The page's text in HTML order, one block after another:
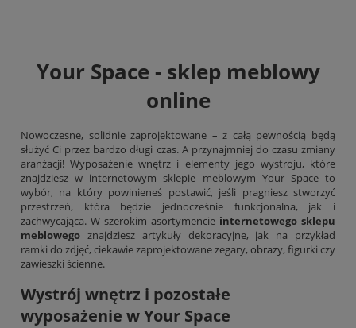
Your Space - sklep meblowy
online
Nowoczesne, solidnie zaprojektowane – z całą pewnością będą
służyć Ci przez bardzo długi czas. A przynajmniej do czasu zmiany
aranżacji! Wyposażenie wnętrz i elementy jego wystroju, które
znajdziesz w internetowym sklepie meblowym Your Space to
wybór, na który powinieneś postawić, jeśli pragniesz stworzyć
przestrzeń, która będzie jednocześnie funkcjonalna, jak i
zachwycająca. W szerokim asortymencie internetowego sklepu
meblowego znajdziesz artykuły dekoracyjne, jak na przykład
ramki do zdjęć, ciekawie zaprojektowane zegary, obrazy, figurki czy
zawieszki ścienne.
Wystrój wnętrz i pozostałe
wyposażenie w Your Space